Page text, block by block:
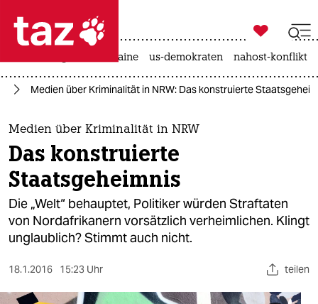
 taz zahl ich
taz zahl ich
themen
politik
öko
gesellschaft
sport

taz zahl ich
krieg in der ukraine us-demokraten nahost-konflikt
Medien über Kriminalität in NRW: Das konstruierte
Medien über Kriminalität in NRW
Das konstruierte
Staatsgeheimnis
Die „Welt“ behauptet, Politiker würden Straftaten
von Nordafrikanern vorsätzlich verheimlichen. Klingt
unglaublich? Stimmt auch nicht.
18.1.2016 15:23 Uhr teilen